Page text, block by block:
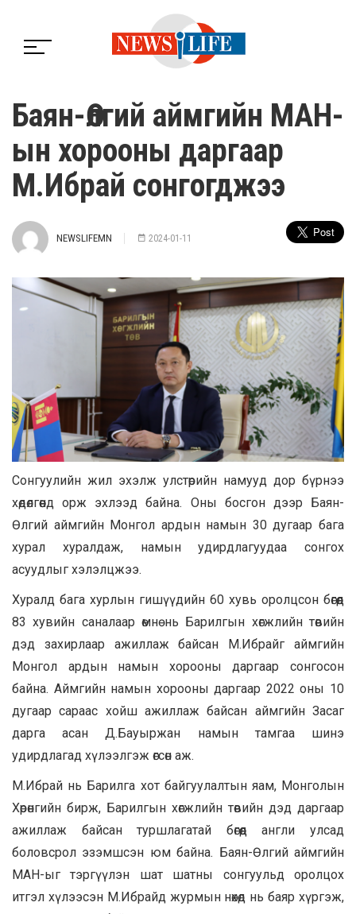
Баян-Өлгий аймгийн МАН-
ын хорооны даргаар
М.Ибрай сонгогджээ
NEWSLIFEMN 2024-01-11
Сонгуулийн жил эхэлж улстөрийн намууд дор бүрнээ
хөдөлгөөнд орж эхлээд байна. Оны босгон дээр Баян-
Өлгий аймгийн Монгол ардын намын 30 дугаар бага
хурал хуралдаж, намын удирдлагуудаа сонгох
асуудлыг хэлэлцжээ.
Хуралд бага хурлын гишүүдийн 60 хувь оролцсон бөгөөд
83 хувийн саналаар өмнө нь Барилгын хөгжлийн төвийн
дэд захирлаар ажиллаж байсан М.Ибрайг аймгийн
Монгол ардын намын хорооны даргаар сонгосон
байна. Аймгийн намын хорооны даргаар 2022 оны 10
дугаар сараас хойш ажиллаж байсан аймгийн Засаг
дарга асан Д.Бауыржан намын тамгаа шинэ
удирдлагад хүлээлгэж өгсөн аж.
М.Ибрай нь Барилга хот байгуулалтын яам, Монголын
Хөрөнгийн бирж, Барилгын хөгжлийн төвийн дэд даргаар
ажиллаж байсан туршлагатай бөгөөд англи улсад
боловсрол эзэмшсэн юм байна. Баян-Өлгий аймгийн
МАН-ыг тэргүүлэн шат шатны сонгуульд оролцох
итгэл хүлээсэн М.Ибрайд журмын нөхөд нь баяр хүргэж,